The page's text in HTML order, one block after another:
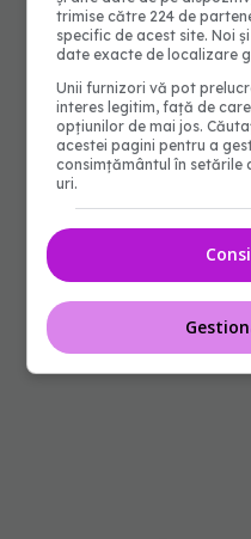
trimise către 224 de
specific de acest site. Noi
date exacte de localizare
Unii furnizori vă pot
interes legitim, față de
opțiunilor de mai jos.
acestei pagini pentru a
consimțământul în
uri.